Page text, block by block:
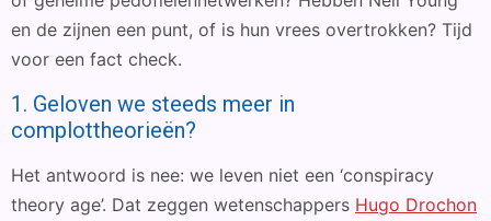
en de zijnen een punt, of is hun vrees overtrokken? Tijd
voor een fact check.
1. Geloven we steeds meer in
complottheorieën?
Het antwoord is nee: we leven niet een ‘conspiracy
theory age’. Dat zeggen wetenschappers Hugo Drochon